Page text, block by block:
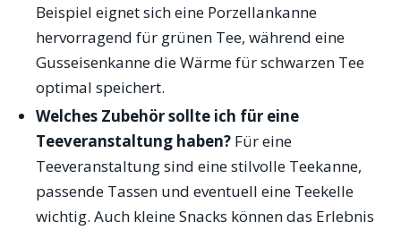
Beispiel eignet sich eine Porzellankanne
hervorragend für grünen Tee, während eine
Gusseisenkanne die Wärme für schwarzen Tee
optimal speichert.
Welches Zubehör sollte ich für eine
Teeveranstaltung haben? Für eine
Teeveranstaltung sind eine stilvolle Teekanne,
passende Tassen und eventuell eine Teekelle
wichtig. Auch kleine Snacks können das Erlebnis